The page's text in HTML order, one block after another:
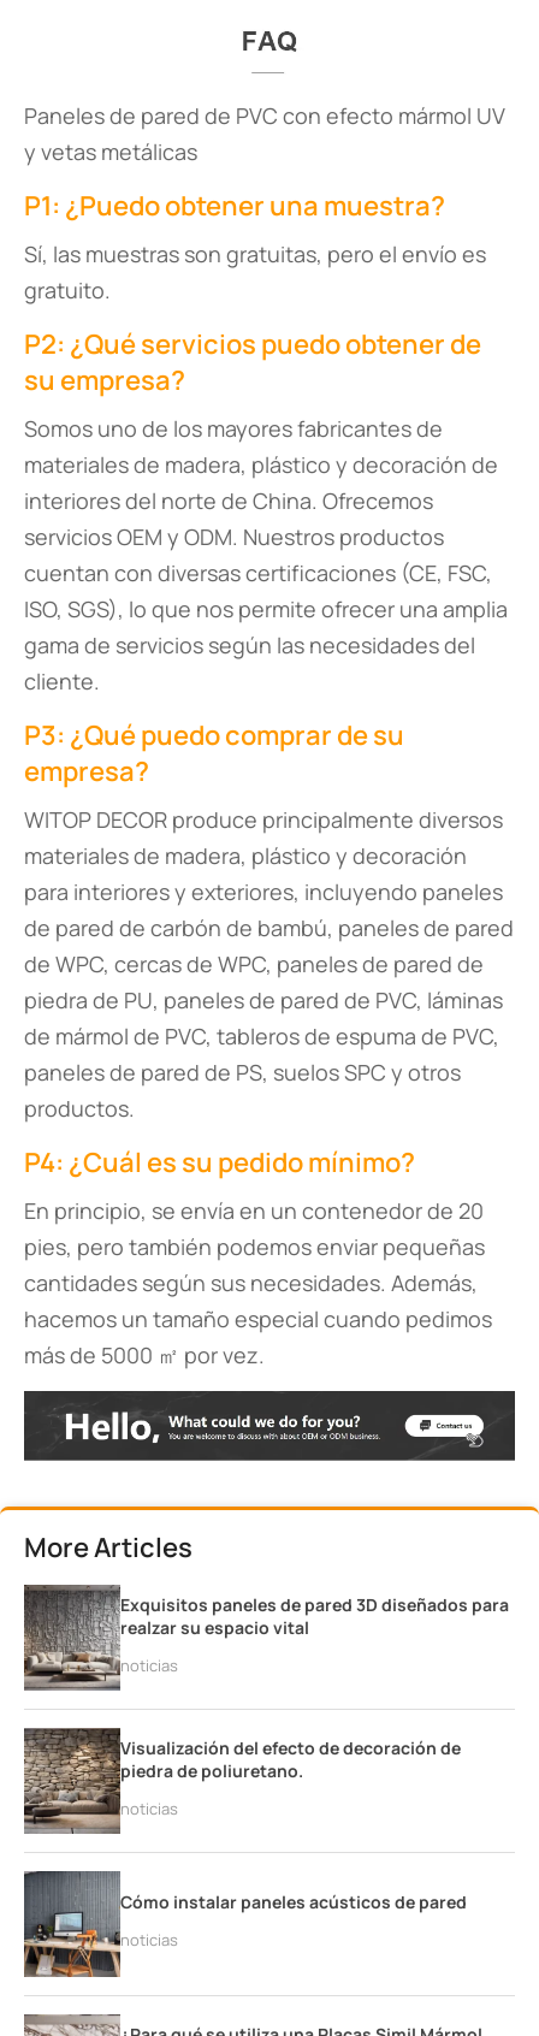
Paneles de pared de PVC con efecto mármol UV
y vetas metálicas
P1: ¿Puedo obtener una muestra?
Sí, las muestras son gratuitas, pero el envío es
gratuito.
P2: ¿Qué servicios puedo obtener de
su empresa?
Somos uno de los mayores fabricantes de
materiales de madera, plástico y decoración de
interiores del norte de China. Ofrecemos
servicios OEM y ODM. Nuestros productos
cuentan con diversas certificaciones (CE, FSC,
ISO, SGS), lo que nos permite ofrecer una amplia
gama de servicios según las necesidades del
cliente.
P3: ¿Qué puedo comprar de su
empresa?
WITOP DECOR produce principalmente diversos
materiales de madera, plástico y decoración
para interiores y exteriores, incluyendo paneles
de pared de carbón de bambú, paneles de pared
de WPC, cercas de WPC, paneles de pared de
piedra de PU, paneles de pared de PVC, láminas
de mármol de PVC, tableros de espuma de PVC,
paneles de pared de PS, suelos SPC y otros
productos.
P4: ¿Cuál es su pedido mínimo?
En principio, se envía en un contenedor de 20
pies, pero también podemos enviar pequeñas
cantidades según sus necesidades. Además,
hacemos un tamaño especial cuando pedimos
más de 5000 ㎡ por vez.
More Articles
Exquisitos paneles de pared 3D diseñados para
realzar su espacio vital
noticias
Visualización del efecto de decoración de
piedra de poliuretano.
noticias
Cómo instalar paneles acústicos de pared
noticias